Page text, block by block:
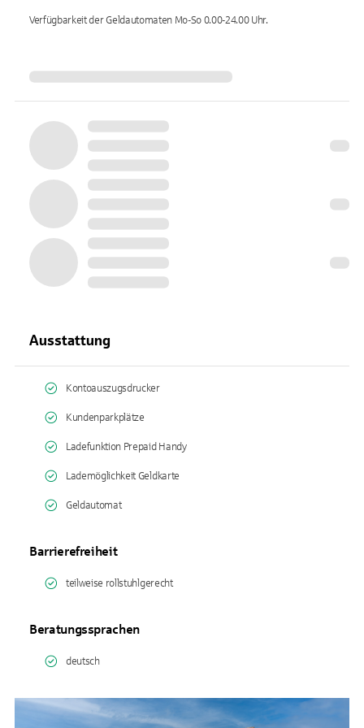
Verfügbarkeit der Geldautomaten Mo-So 0.00-24.00Uhr.
Ausstattung
Kontoauszugsdrucker
Kundenparkplätze
Ladefunktion Prepaid Handy
Lademöglichkeit Geldkarte
Geldautomat
Barrierefreiheit
teilweise rollstuhlgerecht
Beratungssprachen
deutsch